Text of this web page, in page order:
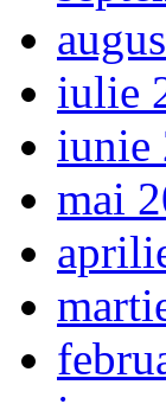
iulie
iunie
mai